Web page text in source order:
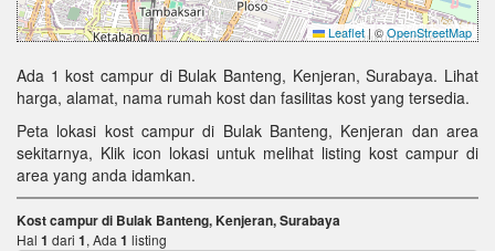
Leaflet |©OpenStreetMap
Ada 1 kost campur di Bulak Banteng, Kenjeran, Surabaya. Lihat
harga, alamat, nama rumah kost dan fasilitas kost yang tersedia.
Peta lokasi kost campur di Bulak Banteng, Kenjeran dan area
sekitarnya, Klik icon lokasi untuk melihat listing kost campur di
area yang anda idamkan.
Kost campur di Bulak Banteng, Kenjeran, Surabaya
Hal 1 dari 1, Ada 1 listing